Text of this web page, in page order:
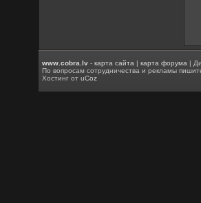
www.cobra.lv -карта сайта |карта форума |
По вопросам сотрудничества и рекламы
Хостинг отuCoz